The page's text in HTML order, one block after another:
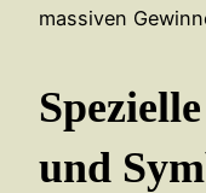
massiven
und